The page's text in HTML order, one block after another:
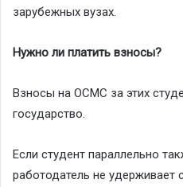
зарубежных вузах.
Нужно ли платить взносы?
Взносы на ОСМС за этих
государство.
Если студент параллельно
работодатель не удерживает